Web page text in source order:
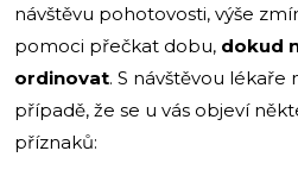
návštěvu pohotovosti, výše
pomoci přečkat dobu, dokud
ordinovat. S návštěvou
případě, že se u vás objeví
příznaků: